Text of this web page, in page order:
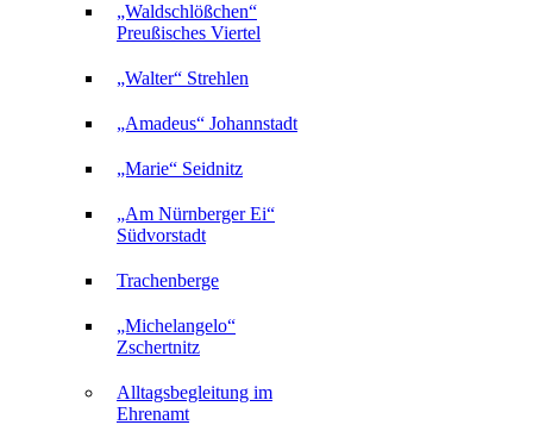
„Waldschlößchen“
Preußisches Viertel
„Walter“ Strehlen
„Amadeus“ Johannstadt
„Marie“ Seidnitz
„Am Nürnberger Ei“
Südvorstadt
Trachenberge
„Michelangelo“
Zschertnitz
Alltagsbegleitung im
Ehrenamt